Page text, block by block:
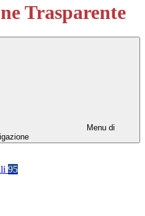
Trasparente
Menu di
95